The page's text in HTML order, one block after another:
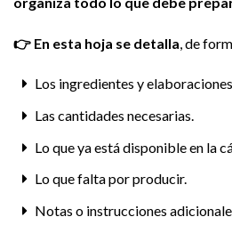
👉 En esta hoja se detalla , de
Los ingredientes y
Las cantidades necesarias.
Lo que ya está disponible en la
Lo que falta por producir.
Notas o instrucciones